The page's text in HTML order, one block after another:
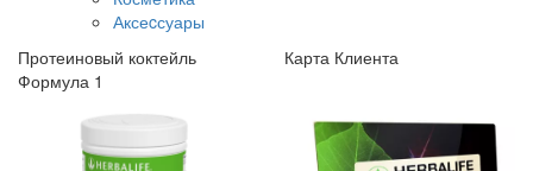
Аксеcсуары
Протеиновый коктейль
Формула 1
Карта Клиента